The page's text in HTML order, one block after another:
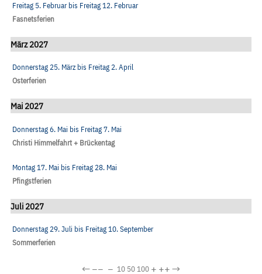
Freitag 5. Februarbis Freitag 12. Februar
Fasnetsferien
März 2027
Donnerstag 25. März bis Freitag 2. April
Osterferien
Mai 2027
Donnerstag 6. Mai bis Freitag 7. Mai
Christi Himmelfahrt + Brückentag
Montag 17. Mai bis Freitag 28. Mai
Pfingstferien
Juli 2027
Donnerstag 29. Juli bis Freitag 10. September
Sommerferien
←−− − 10 50100 + ++→